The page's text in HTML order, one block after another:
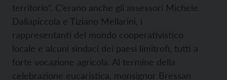
territorio”. C’erano anche gli assessori Michele
Dallapiccola e Tiziano Mellarini, i
rappresentanti del mondo cooperativistico
locale e alcuni sindaci dei paesi limitrofi, tutti a
forte vocazione agricola. Al termine della
celebrazione eucaristica, monsignor Bressan